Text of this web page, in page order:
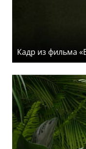
Кадр из фильма